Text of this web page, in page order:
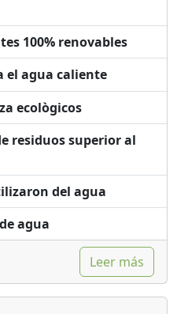
100% renovables
el agua caliente
ecològicos
residuos superior al
del agua
agua
Leer más